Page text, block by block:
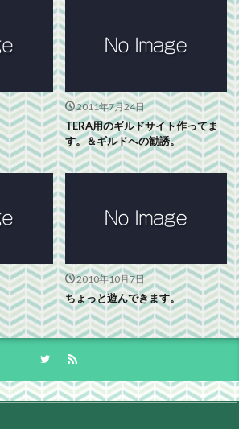
2011年7月24日
TERA用のギルドサイト作ってま
す。＆ギルドへの勧誘。
2010年10月7日
ちょっと遊んできます。